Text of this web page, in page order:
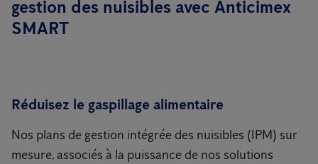
gestion des nuisibles avec Anticimex
SMART
Réduisez le gaspillage alimentaire
Nos plans de gestion intégrée des nuisibles (IPM) sur
mesure, associés à la puissance de nos solutions